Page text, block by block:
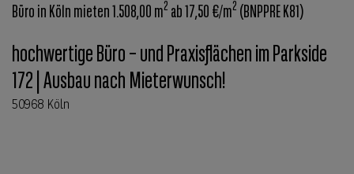
Büro in Köln mieten 1.508,00 m2 ab 17,50 €/m2 (BNPPRE K81)
hochwertige Büro – und Praxisflächen im Parkside
172 | Ausbau nach Mieterwunsch!
50968 Köln